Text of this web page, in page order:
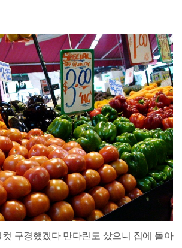
구경했겠다 만다린도 샀으니 집에 돌아